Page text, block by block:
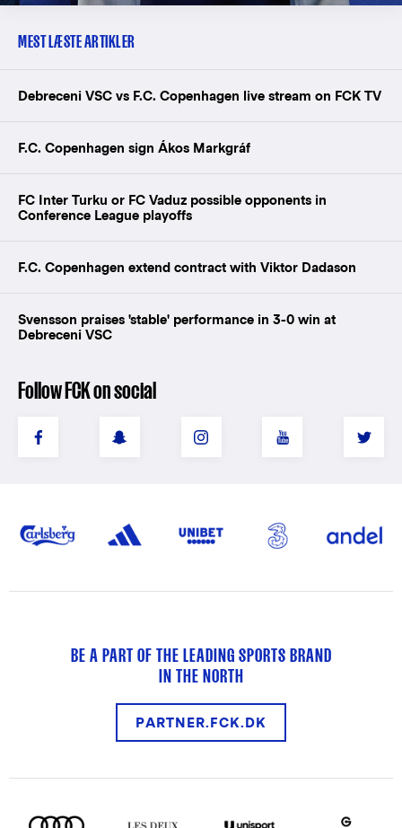
MEST LÆSTE ARTIKLER
Debreceni VSC vs F.C. Copenhagen live stream on FCK TV
F.C. Copenhagen sign Ákos Markgráf
FC Inter Turku or FC Vaduz possible opponents in
Conference League playoffs
F.C. Copenhagen extend contract with Viktor Dadason
Svensson praises 'stable' performance in 3-0 win at
Debreceni VSC
Follow FCK on social
BE A PART OF THE LEADING SPORTS BRAND
IN THE NORTH
PARTNER.FCK.DK